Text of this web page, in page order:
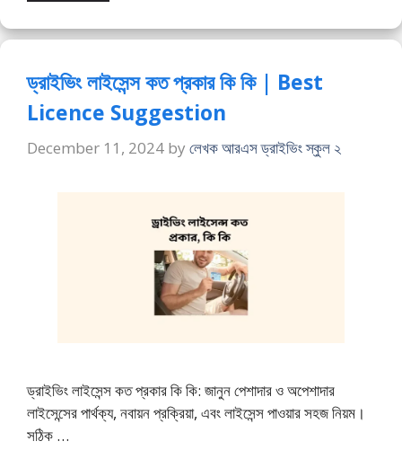
ড্রাইভিং লাইসেন্স কত প্রকার কি কি | Best
Licence Suggestion
December 11, 2024 by লেখক আরএস ড্রাইভিং স্কুল ২
ড্রাইভিং লাইসেন্স কত প্রকার কি কি: জানুন পেশাদার ও অপেশাদার
লাইসেন্সের পার্থক্য, নবায়ন প্রক্রিয়া, এবং লাইসেন্স পাওয়ার সহজ নিয়ম।
সঠিক …